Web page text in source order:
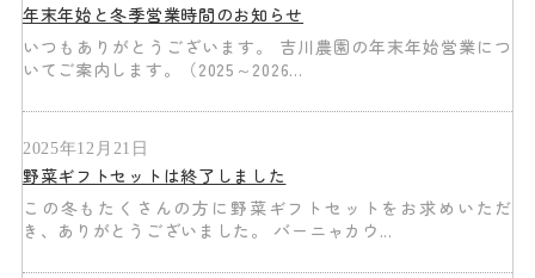
年末年始と冬季営業時間のお知らせ
いつもありがとうございます。 吉川農園の年末年始営業につ
いてご案内します。（2025～2026...
2025年12月21日
野菜ギフトセットは終了しました
この冬もたくさんの方に野菜ギフトセットをお求めいただ
き、ありがとうございました。 バーニャカウ...